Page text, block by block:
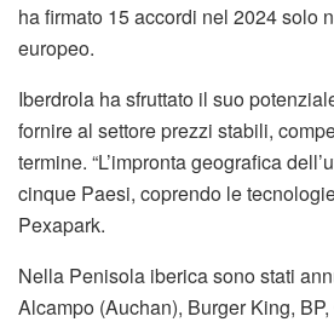
ha firmato 15 accordi nel 2024 solo
europeo.
Iberdrola ha sfruttato il suo
fornire al settore prezzi stabili,
termine. “L’impronta geografica
cinque Paesi, coprendo le
Pexapark.
Nella Penisola iberica sono stati
Alcampo (Auchan), Burger King,